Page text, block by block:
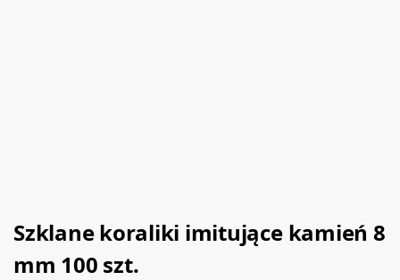
Szklane koraliki imitujące kamień 8
mm 100 szt.